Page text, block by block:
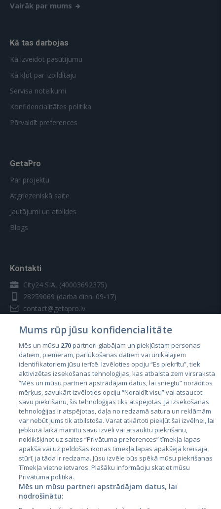
Vairāk par mums
Kā tas darbojas
Kā izveidot pasūtījumu
Kā kļūt par izpildītāju
Servisa noteikumi
Konfidencialitātes politika
Pārvaldīt preferences
GetaPro
Par projektu
Atgriezeniskā saite
Jautājumi un atbildes
Blogs
Kontakti
City24 SIA, (40003692375)
28259069 (darba dien. 09-17)
contact@getapro.lv
Valstis
Igaunija
Latvija
Lietuva
City24.lv CVbankas.lt
Mums rūp jūsu konfidencialitāte
Mēs un mūsu 270partneri glabājam un piekļūstam personas
datiem, piemēram, pārlūkošanas datiem vai unikālajiem
identifikatoriem jūsu ierīcē. Izvēloties opciju “Es piekrītu”, tiek
aktivizētas izsekošanas tehnoloģijas, kas atbalsta zem virsraksta
“Mēs un mūsu partneri apstrādājam datus, lai sniegtu” norādītos
mērķus, savukārt izvēloties opciju “Noraidīt visu” vai atsaucot
savu piekrišanu, šīs tehnoloģijas tiks atspējotas. Ja izsekošanas
tehnoloģijas ir atspējotas, daļa no redzamā satura un reklāmām
var nebūt jums tik atbilstoša. Varat atkārtoti piekļūt šai izvēlnei, lai
jebkurā laikā mainītu savu izvēli vai atsauktu piekrišanu,
noklikšķinot uz saites “Privātuma preferences” tīmekļa lapas
apakšā vai uz peldošās ikonas tīmekļa lapas apakšējā kreisajā
stūrī, ja tāda ir redzama. Jūsu izvēle būs spēkā mūsu piekrišanas
Tīmekļa vietne ietvaros. Plašāku informāciju skatiet mūsu
Privātuma politikā.
Mēs un mūsu partneri apstrādājam datus, lai
nodrošinātu: